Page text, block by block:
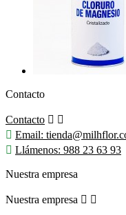
Contacto
Contacto  
 Email:
 Llámenos: 988 23 63 93
Nuestra empresa
Nuestra empresa  